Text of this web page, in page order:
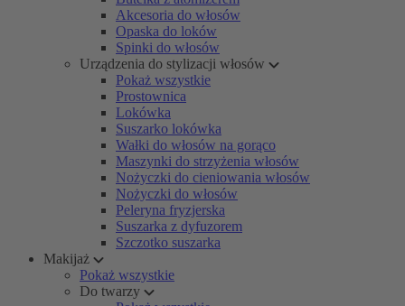
Akcesoria do włosów
Opaska do loków
Spinki do włosów
Urządzenia do stylizacji włosów
Pokaż wszystkie
Prostownica
Lokówka
Suszarko lokówka
Wałki do włosów na gorąco
Maszynki do strzyżenia włosów
Nożyczki do cieniowania włosów
Nożyczki do włosów
Peleryna fryzjerska
Suszarka z dyfuzorem
Szczotko suszarka
Makijaż
Pokaż wszystkie
Do twarzy